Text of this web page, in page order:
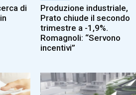
di
Produzione industriale,
Prato chiude il secondo
trimestre a -1,9%.
Romagnoli: “Servono
incentivi”